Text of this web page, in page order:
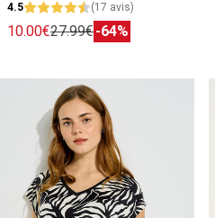
4.5 (17 avis)
10.00€27.99€-64%